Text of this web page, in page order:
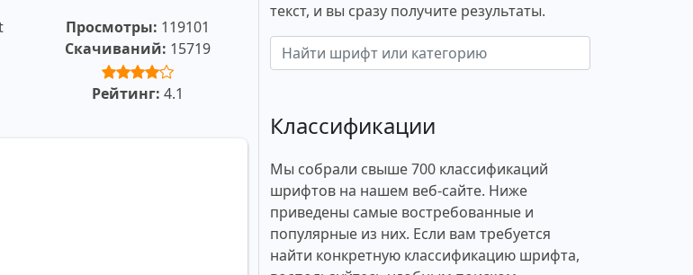
Просмотры: 119101
Скачиваний: 15719
Рейтинг: 4.1
текст, и вы сразу получите результаты.
Классификации
Мы собрали свыше 700 классификаций
шрифтов на нашем веб-сайте. Ниже
приведены самые востребованные и
популярные из них. Если вам требуется
найти конкретную классификацию шрифта,